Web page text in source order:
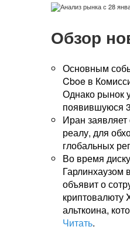
Обзор
Основным
Cboe в
Однако рынок
появившуюся
Иран
реалу, для
глобальных
Во время
Гарлинхаузом
объявит о
криптовалюту
альткоина,
Читать.